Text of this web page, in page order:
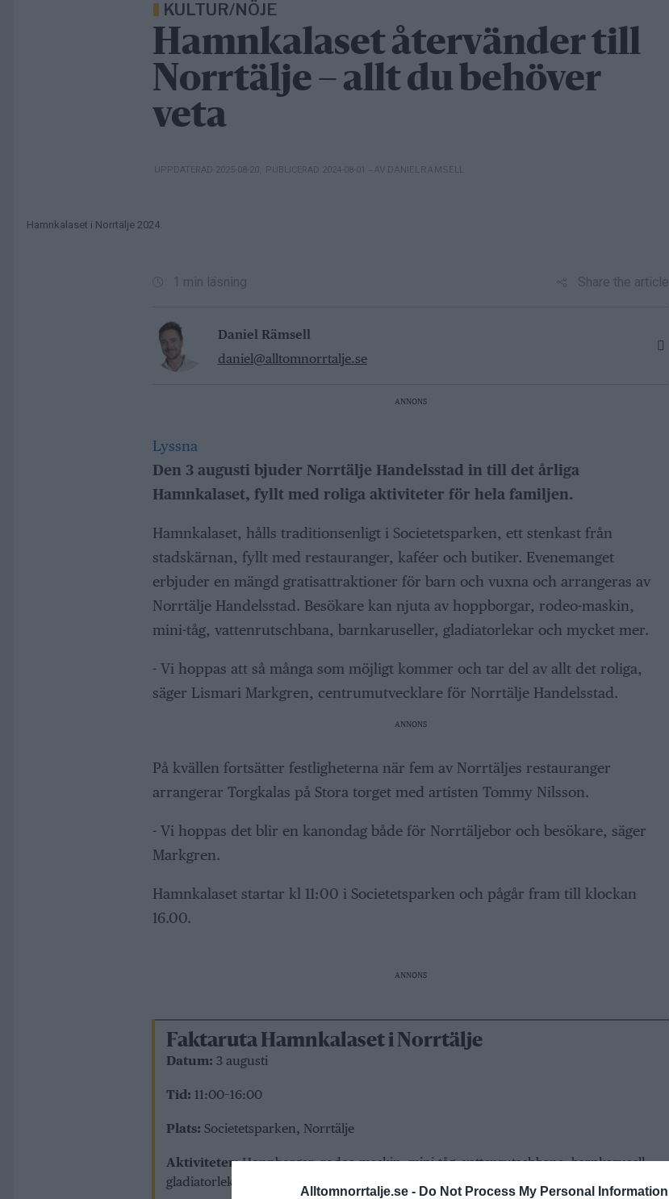
Alltomnorrtalje.se - Do Not Process My Personal Information
KULTUR/NÖJE
Hamnkalaset återvänder till
Norrtälje – allt du behöver
veta
UPPDATERAD 2025-08-20 , PUBLICERAD 2024-08-01 – AV DANIEL RÄMSELL
Hamnkalaset i Norrtälje 2024.
1 min läsning Share the article
Daniel Rämsell
daniel@alltomnorrtalje.se
ANNONS
Lyssna
Den 3 augusti bjuder Norrtälje Handelsstad in till det årliga
Hamnkalaset, fyllt med roliga aktiviteter för hela familjen.
Hamnkalaset, hålls traditionsenligt i Societetsparken, ett stenkast från
stadskärnan, fyllt med restauranger, kaféer och butiker. Evenemanget
erbjuder en mängd gratisattraktioner för barn och vuxna och arrangeras av
Norrtälje Handelsstad. Besökare kan njuta av hoppborgar, rodeo-maskin,
mini-tåg, vattenrutschbana, barnkaruseller, gladiatorlekar och mycket mer.
- Vi hoppas att så många som möjligt kommer och tar del av allt det roliga,
säger Lismari Markgren, centrumutvecklare för Norrtälje Handelsstad.
ANNONS
På kvällen fortsätter festligheterna när fem av Norrtäljes restauranger
arrangerar Torgkalas på Stora torget med artisten Tommy Nilsson.
- Vi hoppas det blir en kanondag både för Norrtäljebor och besökare, säger
Markgren.
Hamnkalaset startar kl 11:00 i Societetsparken och pågår fram till klockan
16.00.
ANNONS
Faktaruta Hamnkalaset i Norrtälje
Datum: 3 augusti
Tid: 11:00–16:00
Plats: Societetsparken, Norrtälje
Aktiviteter:Hoppborgar, rodeo-maskin, mini-tåg, vattenrutschbana, barnkarusell,
gladiatorlek